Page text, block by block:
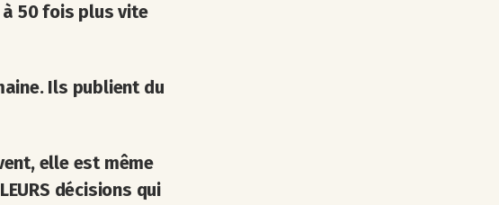
50 fois plus vite
Ils publient du
elle est même
décisions qui